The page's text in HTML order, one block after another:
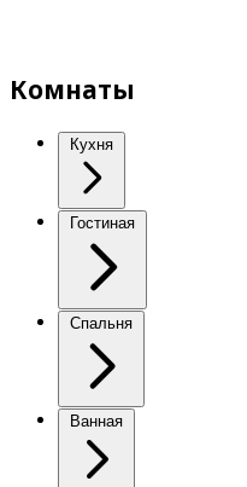
Комнаты
Кухня
Гостиная
Спальня
Ванная